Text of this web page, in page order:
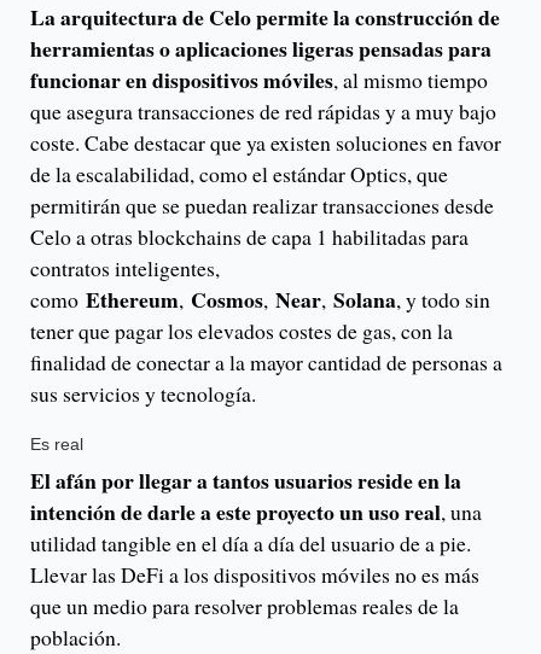
La arquitectura de Celo permite la construcción de
herramientas o aplicaciones ligeras pensadas para
funcionar en dispositivos móviles, al mismo tiempo
que asegura transacciones de red rápidas y a muy bajo
coste. Cabe destacar que ya existen soluciones en favor
de la escalabilidad, como el estándar Optics, que
permitirán que se puedan realizar transacciones desde
Celo a otras blockchains de capa 1 habilitadas para
contratos inteligentes,
como Ethereum, Cosmos, Near, Solana, y todo sin
tener que pagar los elevados costes de gas, con la
finalidad de conectar a la mayor cantidad de personas a
sus servicios y tecnología.
Es real
El afán por llegar a tantos usuarios reside en la
intención de darle a este proyecto un uso real, una
utilidad tangible en el día a día del usuario de a pie.
Llevar las DeFi a los dispositivos móviles no es más
que un medio para resolver problemas reales de la
población.